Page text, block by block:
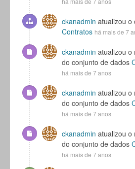
ckanadmin atualizou o
Contratos há mais de 7
ckanadmin atualizou o
do conjunto de dados
há mais de 7 anos
ckanadmin atualizou o
do conjunto de dados
há mais de 7 anos
ckanadmin atualizou o
do conjunto de dados
há mais de 7 anos